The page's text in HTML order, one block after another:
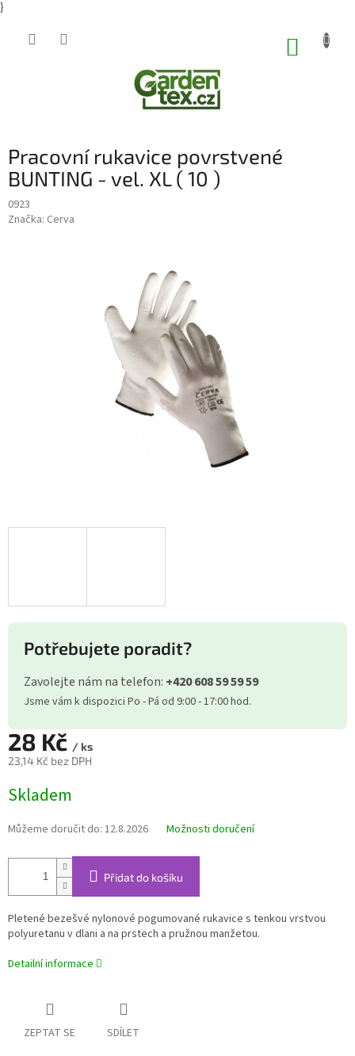
}
Pracovní rukavice povrstvené
BUNTING - vel. XL ( 10 )
0923
Značka: Cerva
Potřebujete poradit?
Zavolejte nám na telefon: +420 608 59 59 59
Jsme vám k dispozici Po - Pá od 9:00 - 17:00 hod.
28 Kč / ks
23,14 Kč bez DPH
cena:
Skladem
Můžeme doručit do: 12.8.2026 Možnosti doručení
Přidat do košíku
Pletené bezešvé nylonové pogumované rukavice s tenkou vrstvou
polyuretanu v dlani a na prstech a pružnou manžetou.
Detailní informace
ZEPTAT SE SDÍLET